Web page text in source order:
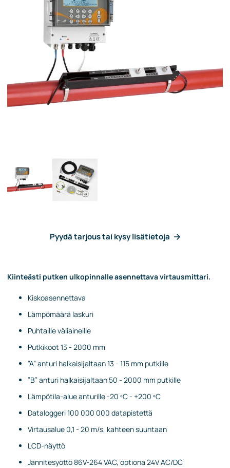
Pyydä tarjous tai kysy lisätietoja
Kiinteästi putken ulkopinnalle asennettava virtausmittari.
Kiskoasennettava
Lämpömäärä laskuri
Puhtaille väliaineille
Putkikoot 13 - 2000 mm
”A” anturi halkaisijaltaan 13 - 115 mm putkille
”B” anturi halkaisijaltaan 50 - 2000 mm putkille
Lämpötila-alue anturille -20 ºC - +200 ºC
Dataloggeri 100 000 000 datapistettä
Virtausalue 0,1 - 20 m/s, kahteen suuntaan
LCD-näyttö
Jännitesyöttö 86V-264 VAC, optiona 24V AC/DC